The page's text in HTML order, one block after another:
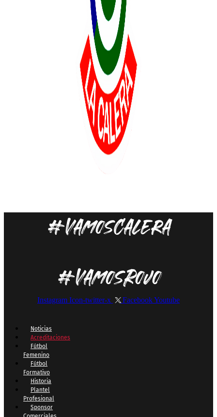
#VamosCalera
#VamosRojo
Instagram Icon-twitter-x FacebookYoutube
Noticias
Acreditaciones
Fútbol
Femenino
Fútbol
Formativo
Historia
Plantel
Profesional
Sponsor